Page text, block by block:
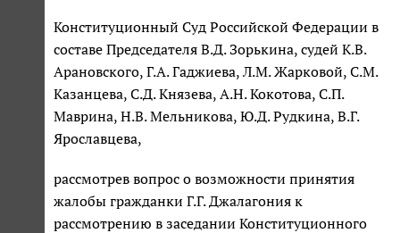
Конституционный Суд Российской Федерации в
составе Председателя В.Д. Зорькина, судей К.В.
Арановского, Г.А. Гаджиева, Л.М. Жарковой, С.М.
Казанцева, С.Д. Князева, А.Н. Кокотова, С.П.
Маврина, Н.В. Мельникова, Ю.Д. Рудкина, В.Г.
Ярославцева,
рассмотрев вопрос о возможности принятия
жалобы гражданки Г.Г. Джалагония к
рассмотрению в заседании Конституционного